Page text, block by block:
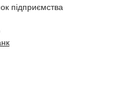
підприємства